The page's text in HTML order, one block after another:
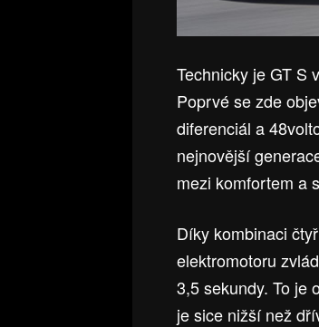
Technicky je GT S
Poprvé se zde
diferenciál a
nejnovější
mezi komfortem a
Díky kombinaci
elektromotoru
3,5 sekundy. To je
je sice nižší než